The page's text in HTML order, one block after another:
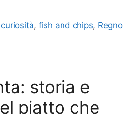
curiosità,fish and chips, Regno
storia e
piatto che